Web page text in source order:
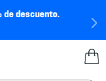
de descuento.